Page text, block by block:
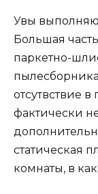
Увы
Большая
паркетно-
отсутвствие
фактически
статическая
комнаты, в